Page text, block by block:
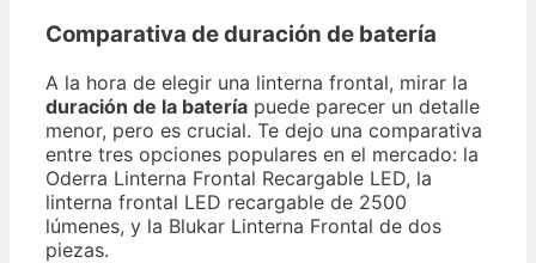
Comparativa de duración de batería
A la hora de elegir una linterna frontal, mirar la
duración de la batería puede parecer un detalle
menor, pero es crucial. Te dejo una comparativa
entre tres opciones populares en el mercado: la
Oderra Linterna Frontal Recargable LED, la
linterna frontal LED recargable de 2500
lúmenes, y la Blukar Linterna Frontal de dos
piezas.